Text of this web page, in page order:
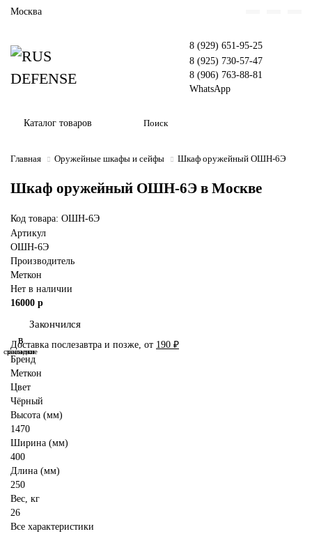
Москва
8 (929) 651-95-25
8 (925) 730-57-47
8 (906) 763-88-81
WhatsApp
Каталог товаров
Главная Оружейные шкафы и сейфы Шкаф оружейный ОШН-6Э
Шкаф оружейный ОШН-6Э в Москве
Код товара: ОШН-6Э
Артикул
ОШН-6Э
Производитель
Меткон
Нет в наличии
16000 р
Закончился
В
закладки
В
сравнение
Доставка послезавтра и позже, от 190 ₽
Бренд
Меткон
Цвет
Чёрный
Высота (мм)
1470
Ширина (мм)
400
Длина (мм)
250
Вес, кг
26
Все характеристики